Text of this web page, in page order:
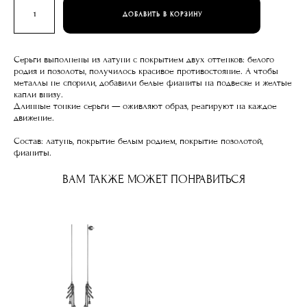
ДОБАВИТЬ В КОРЗИНУ
Серьги выполнены из латуни с покрытием двух оттенков: белого
родия и позолоты, получилось красивое противостояние. А чтобы
металлы не спорили, добавили белые фианиты на подвеске и желтые
капли внизу.
Длинные тонкие серьги — оживляют образ, реагируют на каждое
движение.
Состав: латунь, покрытие белым родием, покрытие позолотой,
фианиты.
ВАМ ТАКЖЕ МОЖЕТ ПОНРАВИТЬСЯ